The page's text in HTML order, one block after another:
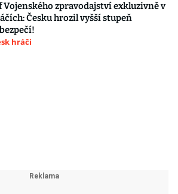
Vojenského zpravodajství exkluzivně v
Česku hrozil vyšší stupeň
hráči